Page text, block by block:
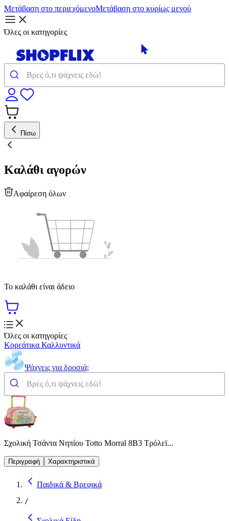
Μετάβαση στο περιεχόμενοΜετάβαση στο κυρίως μενού
Όλες οι κατηγορίες
Πίσω
Καλάθι αγορών
Αφαίρεση όλων
Το καλάθι είναι άδειο
Όλες οι κατηγορίες
Κορεάτικα Καλλυντικά
Ψάχνεις για δροσιά;
Σχολική Τσάντα Νηπίου Totto Morral 8B3 Τρόλεϊ...
Περιγραφή Χαρακτηριστικά
Παιδικά & Βρεφικά
/